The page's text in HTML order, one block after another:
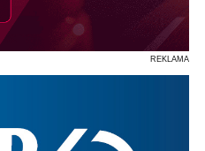
REKLAMA